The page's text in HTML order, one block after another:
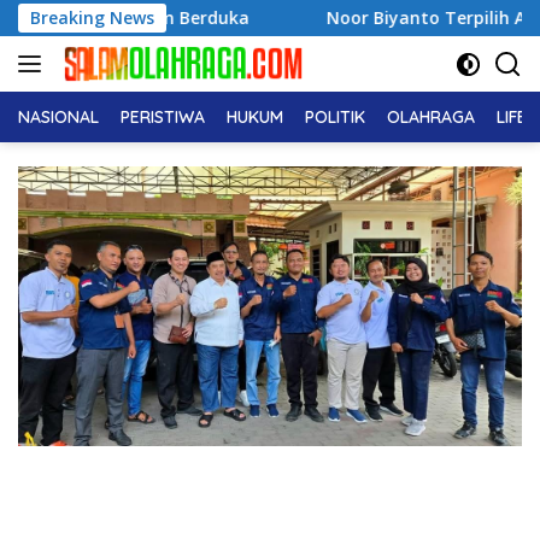
Langsung
ke
konten
Breaking NewsNoor Biyanto Terpilih Aklamasi Pimpin BPC
NASIONAL PERISTIWA HUKUM POLITIK OLAHRAGA